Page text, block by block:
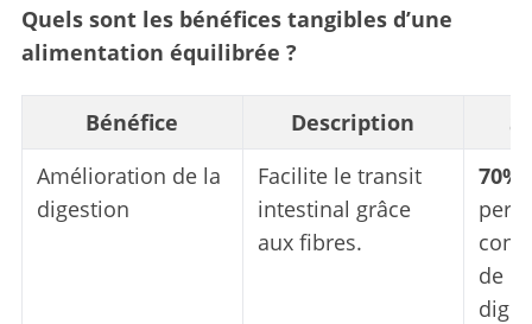
Quels sont les bénéfices tangibles d’une
alimentation équilibrée ?
Bénéfice Description
Amélioration de la
digestion
Facilite le transit
intestinal grâce
aux fibres.
70%
de